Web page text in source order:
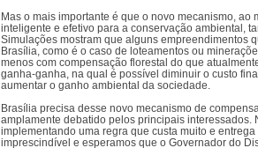
Mas o mais importante é que o novo mecanismo, ao
inteligente e efetivo para a conservação ambiental,
Simulações mostram que alguns empreendimentos
Brasília, como é o caso de loteamentos ou
menos com compensação florestal do que
ganha-ganha, na qual é possível diminuir o custo
aumentar o ganho ambiental da sociedade.
Brasília precisa desse novo mecanismo de
amplamente debatido pelos principais interessados.
implementando uma regra que custa muito e
imprescindível e esperamos que o Governador do